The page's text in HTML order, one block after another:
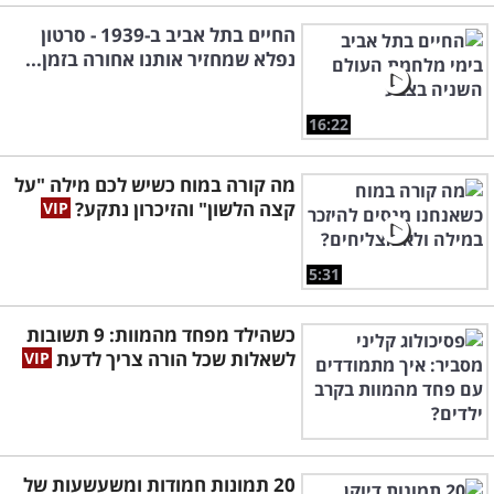
16:22
החיים בתל אביב ב-1939 - סרטון
נפלא שמחזיר אותנו אחורה בזמן...
5:31
מה קורה במוח כשיש לכם מילה "על
קצה הלשון" והזיכרון נתקע?
כשהילד מפחד מהמוות: 9 תשובות
לשאלות שכל הורה צריך לדעת
20 תמונות חמודות ומשעשעות של